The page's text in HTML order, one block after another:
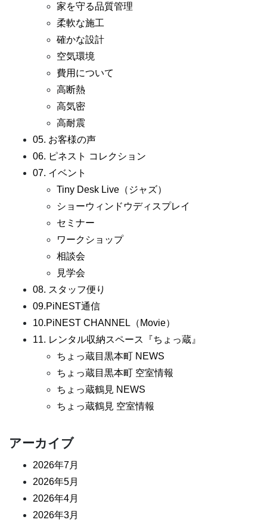
家を守る品質管理
柔軟な施工
確かな設計
空気環境
費用について
高断熱
高気密
高耐震
05. お客様の声
06. ピネスト コレクション
07. イベント
Tiny Desk Live（ジャズ）
ショーウィンドウディスプレイ
セミナー
ワークショップ
相談会
見学会
08. スタッフ便り
09.PiNEST通信
10.PiNEST CHANNEL（Movie）
11. レンタル収納スペース『ちょっ蔵』
ちょっ蔵目黒本町 NEWS
ちょっ蔵目黒本町 空室情報
ちょっ蔵鶴見 NEWS
ちょっ蔵鶴見 空室情報
アーカイブ
2026年7月
2026年5月
2026年4月
2026年3月